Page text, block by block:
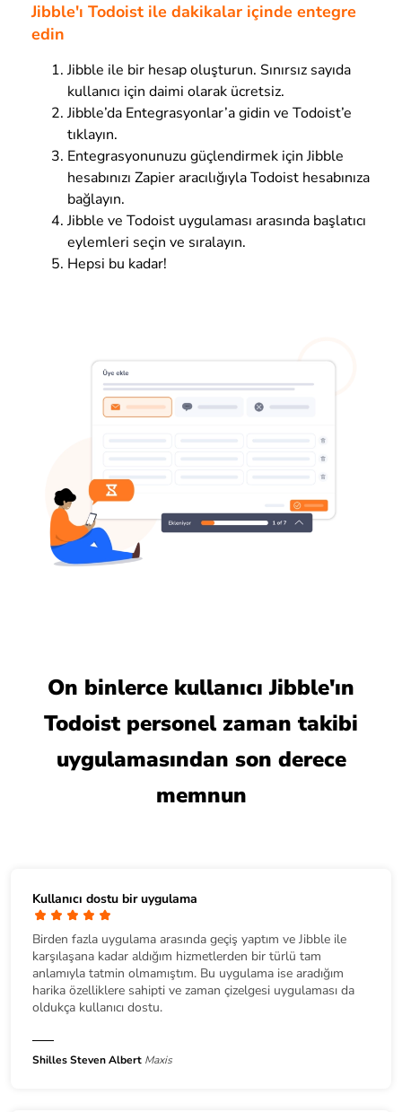
Jibble'ı Todoist ile dakikalar içinde entegre
edin
Jibble ile bir hesap oluşturun. Sınırsız sayıda
kullanıcı için daimi olarak ücretsiz.
Jibble’da Entegrasyonlar’a gidin ve Todoist’e
tıklayın.
Entegrasyonunuzu güçlendirmek için Jibble
hesabınızı Zapier aracılığıyla Todoist hesabınıza
bağlayın.
Jibble ve Todoist uygulaması arasında başlatıcı
eylemleri seçin ve sıralayın.
Hepsi bu kadar!
On binlerce kullanıcı Jibble'ın
Todoist personel zaman takibi
uygulamasından son derece
memnun
Kullanıcı dostu bir uygulama
Birden fazla uygulama arasında geçiş yaptım ve Jibble ile
karşılaşana kadar aldığım hizmetlerden bir türlü tam
anlamıyla tatmin olmamıştım. Bu uygulama ise aradığım
harika özelliklere sahipti ve zaman çizelgesi uygulaması da
oldukça kullanıcı dostu.
Shilles Steven Albert Maxis